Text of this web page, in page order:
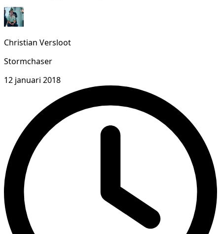
Christian Versloot
Stormchaser
12 januari 2018